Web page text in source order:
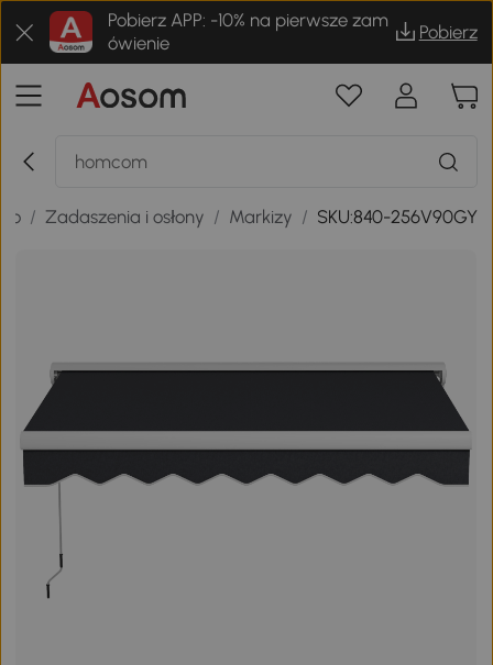
Pobierz APP: -10% na pierwsze zam
ówienie
Pobierz
/ Zadaszenia i osłony / Markizy / SKU:840-256V90GY